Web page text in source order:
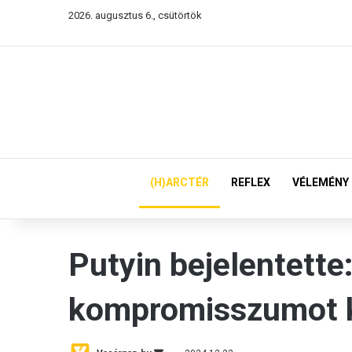
2026. augusztus 6., csütörtök
(H)ARCTÉR REFLEX VÉLEMÉNY
Putyin
kompromisszumot